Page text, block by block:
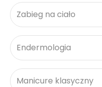
Zabieg na ciało
Endermologia
Manicure klasyczny